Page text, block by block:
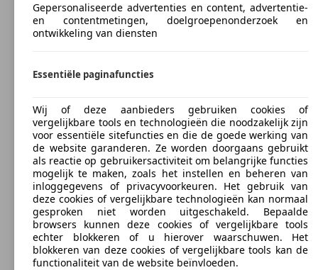
Gepersonaliseerde advertenties en content, advertentie-
en contentmetingen, doelgroepenonderzoek en
ontwikkeling van diensten
Essentiële paginafuncties
Wij of deze aanbieders gebruiken cookies of
vergelijkbare tools en technologieën die noodzakelijk zijn
voor essentiële sitefuncties en die de goede werking van
de website garanderen. Ze worden doorgaans gebruikt
als reactie op gebruikersactiviteit om belangrijke functies
mogelijk te maken, zoals het instellen en beheren van
inloggegevens of privacyvoorkeuren. Het gebruik van
deze cookies of vergelijkbare technologieën kan normaal
gesproken niet worden uitgeschakeld. Bepaalde
browsers kunnen deze cookies of vergelijkbare tools
echter blokkeren of u hierover waarschuwen. Het
blokkeren van deze cookies of vergelijkbare tools kan de
functionaliteit van de website beïnvloeden.